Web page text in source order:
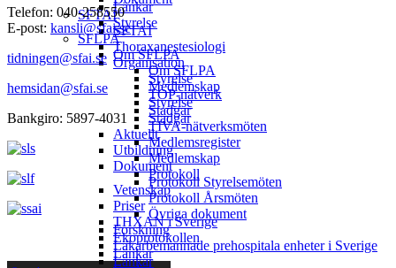
SFTAI
SFTAI
Thoraxanestesiologi
Organisation
Styrelse
TOP-nätverk
Stadgar
TIVA-nätverksmöten
Medlemsregister
Medlemskap
Protokoll
Vetenskap
Priser
THXAN i Sverige
Ekoprotokollen
Länkar
Länkar
Styrelse
SFLPA
Om SFLPA
Om SFLPA
Medlemskap
Styrelse
Stadgar
Aktuellt
Utbildning
Dokument
Protokoll Styrelsemöten
Protokoll Årsmöten
Övriga dokument
Forskning
Läkarbemannade prehospitala enheter i Sverige
Länkar
Telefon: 040-258550
E-post: kansli@sfai.se
tidningen@sfai.se
hemsidan@sfai.se
Bankgiro: 5897-4031